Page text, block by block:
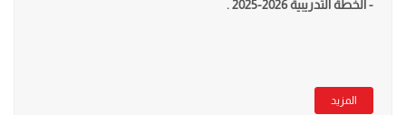
- الخطة التدريبية 2026-2025 .
المزيد